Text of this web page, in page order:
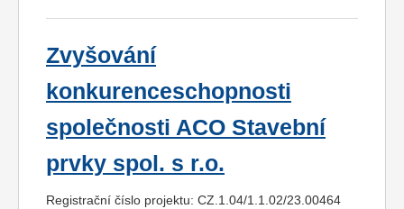
Zvyšování
konkurenceschopnosti
společnosti ACO Stavební
prvky spol. s r.o.
Registrační číslo projektu: CZ.1.04/1.1.02/23.00464